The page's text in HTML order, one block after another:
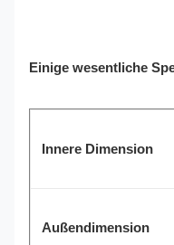
Einige wesentliche
Innere Dimension
Außendimension